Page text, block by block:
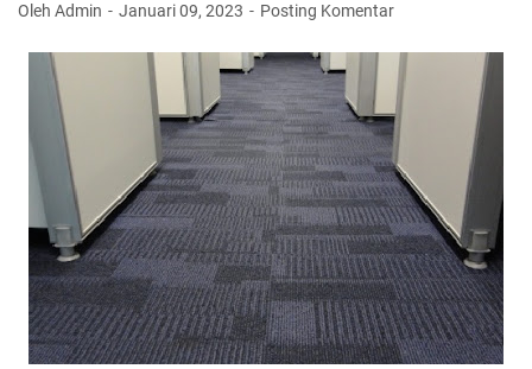
Oleh Admin Januari 09, 2023 Posting Komentar